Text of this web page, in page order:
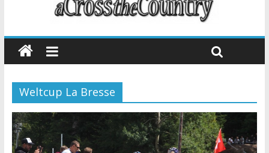
Halbzeit beim Andalucia Bike Race: Weltmeister Seewald führt
Chelva: Schweizer Doppelsieg beim ersten XCO-Rennen der
Weltcup La Bresse